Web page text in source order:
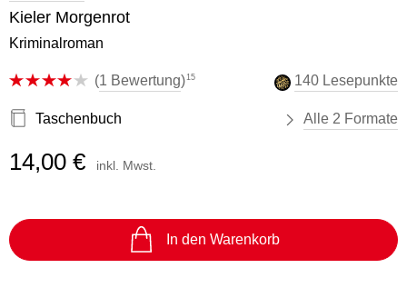
Kieler Morgenrot
Kriminalroman
(1 Bewertung) 15 140 Lesepunkte
Taschenbuch Alle 2 Formate
14,00 € inkl. Mwst.
In den Warenkorb